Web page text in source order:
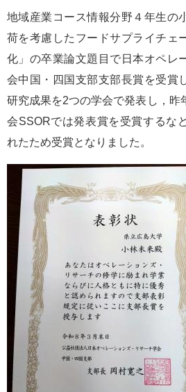
e
ス
タ
検
索
地域産業コース情報分野４年生の
荷を考慮したフードサプライチェ
化」の卒業論文題目で日本オペレ
会中国・四国支部支部長賞を受賞
研究成果を2つの学会で発表し，昨
会SSORでは発表賞を受賞するな
れたため受賞となりました。